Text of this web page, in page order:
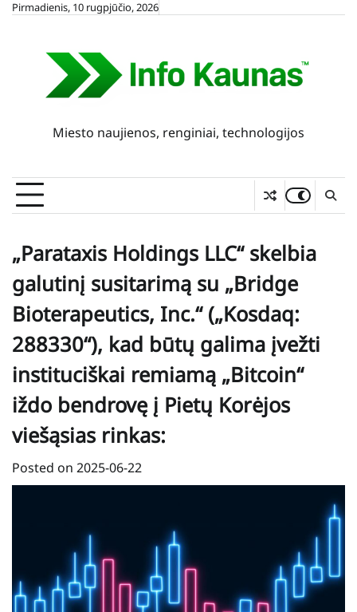
SkipPirmadienis, 10 rugpjūčio, 2026
Miesto naujienos, renginiai, technologijos
„Parataxis Holdings LLC“ skelbia
galutinį susitarimą su „Bridge
Bioterapeutics, Inc.“ („Kosdaq:
288330“), kad būtų galima įvežti
instituciškai remiamą „Bitcoin“
iždo bendrovę į Pietų Korėjos
viešąsias rinkas:
Posted on 2025-06-22